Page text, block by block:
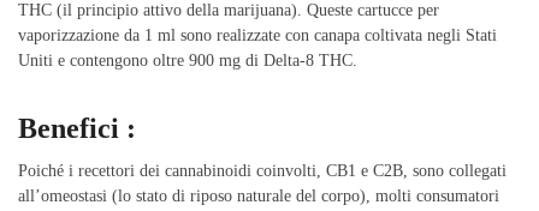
THC (il principio attivo della marijuana). Queste cartucce per
vaporizzazione da 1 ml sono realizzate con canapa coltivata negli Stati
Uniti e contengono oltre 900 mg di Delta-8 THC.
Benefici :
Poiché i recettori dei cannabinoidi coinvolti, CB1 e C2B, sono collegati
all’omeostasi (lo stato di riposo naturale del corpo), molti consumatori